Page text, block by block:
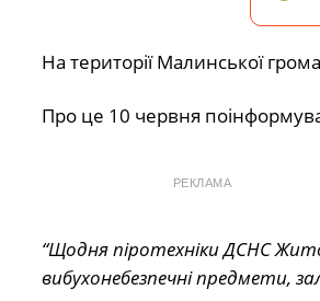
На території Малинської
Про це 10 червня
РЕКЛАМА
“Щодня піротехніки ДСНС
вибухонебезпечні предмети,